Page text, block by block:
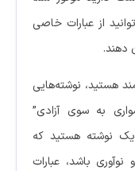
از عبارات خاصی
دهند.
هستید، نوشته‌هایی
به سوی آزادی”
یک نوشته هستید که
باشد، عبارات